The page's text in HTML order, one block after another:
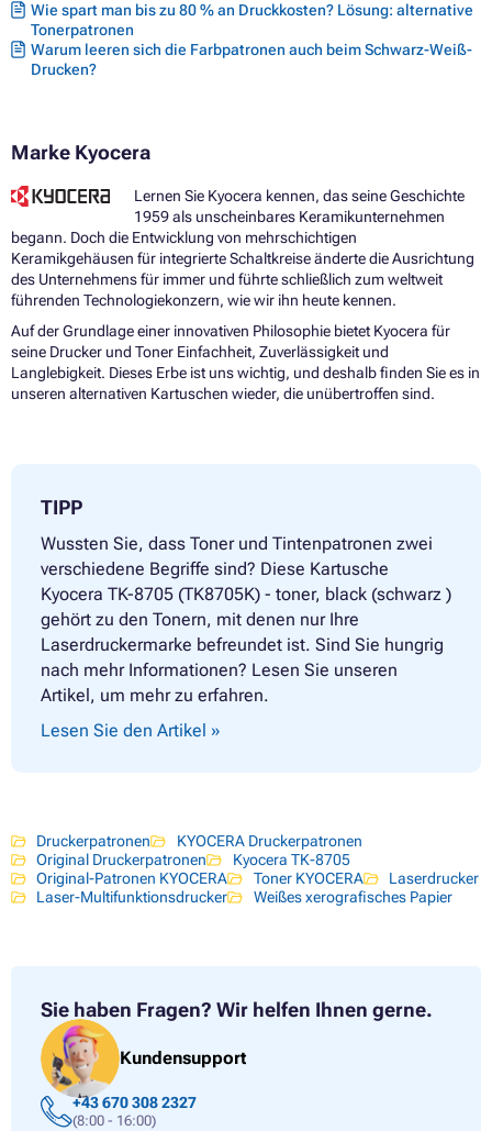
Wie spart man bis zu 80 % an Druckkosten? Lösung: alternative
Tonerpatronen
Warum leeren sich die Farbpatronen auch beim Schwarz-Weiß-
Drucken?
Marke Kyocera
Lernen Sie Kyocera kennen, das seine Geschichte
1959 als unscheinbares Keramikunternehmen
begann. Doch die Entwicklung von mehrschichtigen
Keramikgehäusen für integrierte Schaltkreise änderte die Ausrichtung
des Unternehmens für immer und führte schließlich zum weltweit
führenden Technologiekonzern, wie wir ihn heute kennen.
Auf der Grundlage einer innovativen Philosophie bietet Kyocera für
seine Drucker und Toner Einfachheit, Zuverlässigkeit und
Langlebigkeit. Dieses Erbe ist uns wichtig, und deshalb finden Sie es in
unseren alternativen Kartuschen wieder, die unübertroffen sind.
TIPP
Wussten Sie, dass Toner und Tintenpatronen zwei
verschiedene Begriffe sind? Diese Kartusche
Kyocera TK-8705 (TK8705K) - toner, black (schwarz )
gehört zu den Tonern, mit denen nur Ihre
Laserdruckermarke befreundet ist. Sind Sie hungrig
nach mehr Informationen? Lesen Sie unseren
Artikel, um mehr zu erfahren.
Lesen Sie den Artikel »
Druckerpatronen
KYOCERA Druckerpatronen
Original Druckerpatronen
Kyocera TK-8705
Original-Patronen KYOCERA
Toner KYOCERA
Laserdrucker
Laser-Multifunktionsdrucker
Weißes xerografisches Papier
Sie haben Fragen? Wir helfen Ihnen gerne.
Kundensupport
+43 670 308 2327
(8:00 - 16:00)